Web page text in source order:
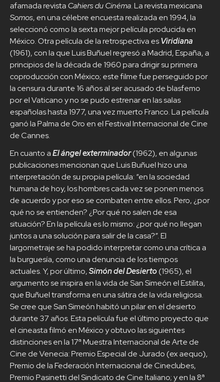
afamada revista Cahiers du Cinéma. La revista mexicana
Somos, en una célebre encuesta realizada en 1994, la
seleccionó como la sexta mejor película producida en
México. Otra película de la retrospectiva esViridiana
(1961), con la que Luis Buñuel regresó a Madrid, España, a
principios de la década de 1960 para dirigir su primera
coproducción con México; este filme fue perseguido por
la censura durante 16 años al ser acusado de blasfemo
por el Vaticano y no se pudo estrenar en las salas
españolas hasta 1977, una vez muerto Franco. La película
ganó la Palma de Oro en el Festival Internacional de Cine
de Cannes.
En cuanto aEl ángel exterminador(1962), en algunas
publicaciones mencionan que Luis Buñuel hizo una
interpretación de su propia película: “en la sociedad
humana de hoy, los hombres cada vez se ponen menos
de acuerdo y por eso se combaten entre ellos. Pero, ¿por
qué no se entienden? ¿Por qué no salen de esa
situación? En la película es lo mismo: ¿por qué no llegan
juntos a una solución para salir de la casa?”. El
largometraje se ha podido interpretar como una crítica a
la burguesía, como una denuncia de los tiempos
actuales. Y, por último,Simón del Desierto(1965), el
argumento se inspira en la vida de San Simeón el Estilita,
que Buñuel transforma en una sátira de la vida religiosa.
Se cree que San Simeón habitó un pilar en el desierto
durante 37 años. Esta película fue el último proyecto que
el cineasta filmó en México y obtuvo las siguientes
distinciones en la 17ª Muestra Internacional de Arte de
Cine de Venecia: Premio Especial de Jurado (ex aequo),
Premio de la Federación Internacional de Cineclubes,
Premio Pasinetti del Sindicato de Cine Italiano; y en la 8ª